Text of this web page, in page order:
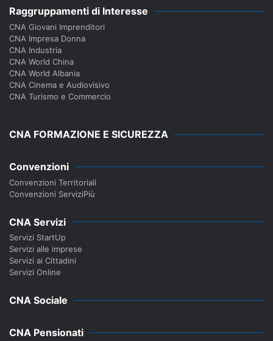
Raggruppamenti di Interesse
CNA Giovani Imprenditori
CNA Impresa Donna
CNA Industria
CNA World China
CNA World Albania
CNA Cinema e Audiovisivo
CNA Turismo e Commercio
CNA FORMAZIONE E SICUREZZA
Convenzioni
Convenzioni Territoriali
Convenzioni ServiziPiù
CNA Servizi
Servizi StartUp
Servizi alle imprese
Servizi ai Cittadini
Servizi Online
CNA Sociale
CNA Pensionati